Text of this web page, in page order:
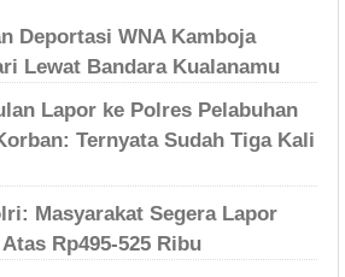
Deportasi WNA Kamboja
Lewat Bandara Kualanamu
Lapor ke Polres Pelabuhan
Ternyata Sudah Tiga Kali
Masyarakat Segera Lapor
Rp495-525 Ribu